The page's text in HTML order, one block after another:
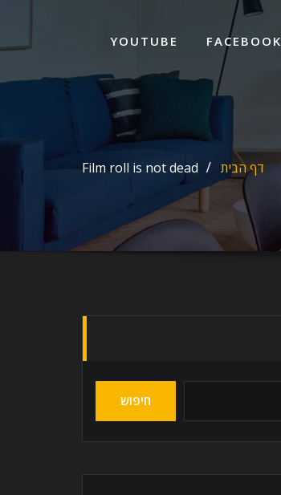
FACEBOOK
YOUTUBE
דף הבית Film roll is not dead
חיפוש